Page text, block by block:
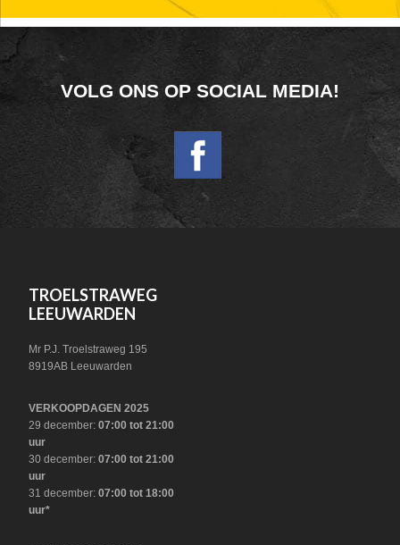
FOOTER
WIDGET
HEADER
SOCIAL
VOLG ONS OP SOCIAL MEDIA!
TROELSTRAWEG
LEEUWARDEN
Mr P.J. Troelstraweg 195
8919AB Leeuwarden
VERKOOPDAGEN 2025
29 december:07:00 tot 21:00
uur
30 december:07:00 tot 21:00
uur
31 december:07:00 tot 18:00
uur*